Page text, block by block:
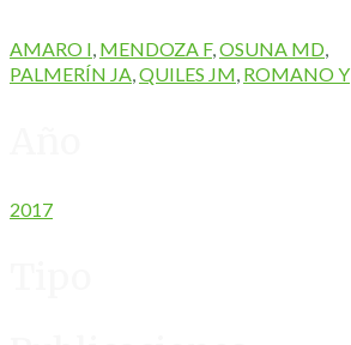
AMARO I, MENDOZA F,OSUNA MD,
PALMERÍN JA,QUILES JM, ROMANO Y
2017